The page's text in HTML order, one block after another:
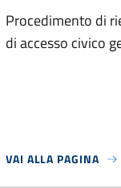
Procedimento di
di accesso civico
VAI ALLA PAGINA